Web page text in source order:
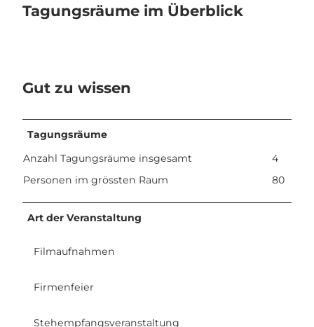
Tagungsräume im Überblick
Gut zu wissen
Tagungsräume
Anzahl Tagungsräume insgesamt
4
Personen im grössten Raum
80
Art der Veranstaltung
Filmaufnahmen
Firmenfeier
Stehempfangsveranstaltung